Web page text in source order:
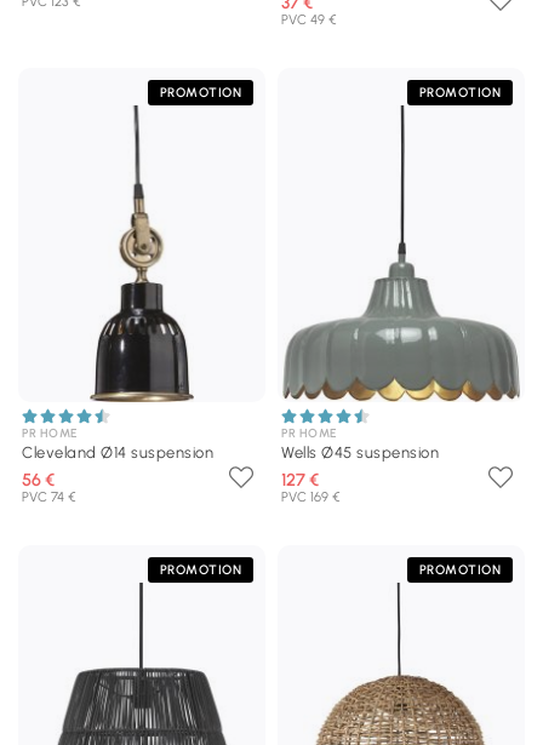
PVC 49 €
PROMOTION
PR HOME
Cleveland Ø14 suspension
56 €
PVC 74 €
PROMOTION
PR HOME
Wells Ø45 suspension
127 €
PVC 169 €
PROMOTION PROMOTION